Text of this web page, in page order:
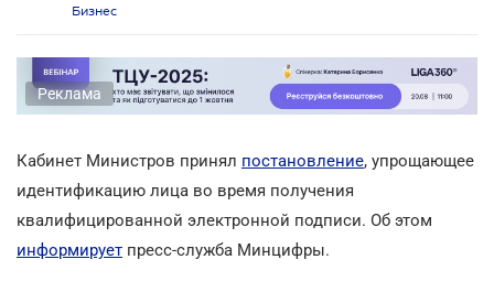
Бизнес
Реклама
Кабинет Министров принял постановление, упрощающее
идентификацию лица во время получения
квалифицированной электронной подписи. Об этом
информирует пресс-служба Минцифры.